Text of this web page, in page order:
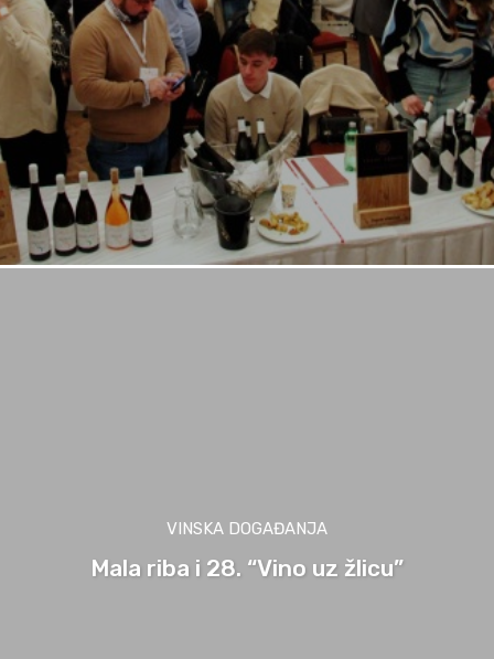
VINSKA DOGAĐANJA
Mala riba i 28. “Vino uz žlicu”